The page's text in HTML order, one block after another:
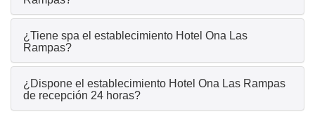
¿Tiene spa el establecimiento Hotel Ona Las
Rampas?
¿Dispone el establecimiento Hotel Ona Las Rampas
de recepción 24 horas?